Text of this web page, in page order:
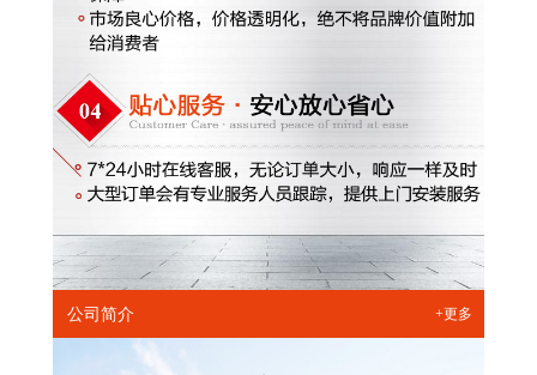
公司简介 +更多